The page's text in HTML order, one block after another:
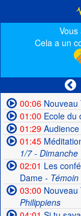
Cela a un
00:06Nouveau
01:00 Ecole du
01:29Audience
01:45
1/7 - Dimanche
02:01 Les
Dame- Témoin
03:00 Nouveau
Philippiens